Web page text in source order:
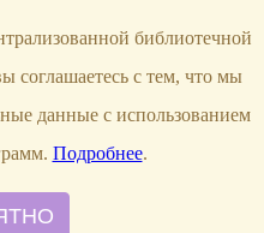
библиотечной
соглашаетесь с тем, что мы
данные с использованием
Подробнее.